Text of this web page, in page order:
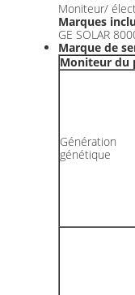
Moniteur/
Marques
GE SOLAR
Marque de
Moniteur du
Génération
génétique